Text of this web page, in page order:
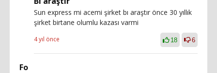
Sun express mi acemi şirket bı araştır önce 30 yıllık
şirket birtane olumlu kazası varmi
4 yıl önce 18 6
Fo